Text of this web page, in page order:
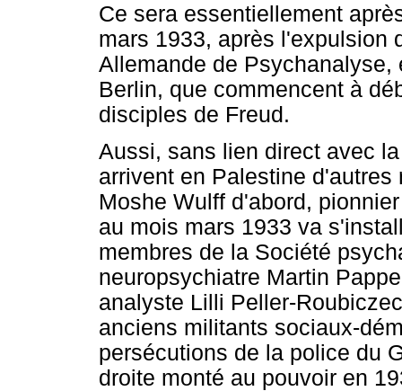
Ce sera essentiellement
mars 1933, après l'expulsion
Allemande de
Berlin, que commencent à
disciples de Freud.
Aussi, sans lien direct avec
arrivent en Palestine
Moshe Wulff d'abord,
au mois mars 1933 va
membres de la Société
neuropsychiatre Martin
analyste Lilli Peller-
anciens militants sociaux-
persécutions de la police du
droite monté au pouvoir en